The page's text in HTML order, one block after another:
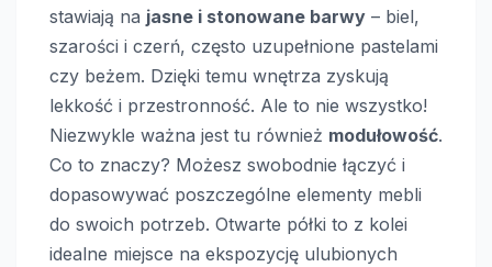
stawiają na jasne i stonowane barwy – biel,
szarości i czerń, często uzupełnione pastelami
czy beżem. Dzięki temu wnętrza zyskują
lekkość i przestronność. Ale to nie wszystko!
Niezwykle ważna jest tu również modułowość.
Co to znaczy? Możesz swobodnie łączyć i
dopasowywać poszczególne elementy mebli
do swoich potrzeb. Otwarte półki to z kolei
idealne miejsce na ekspozycję ulubionych